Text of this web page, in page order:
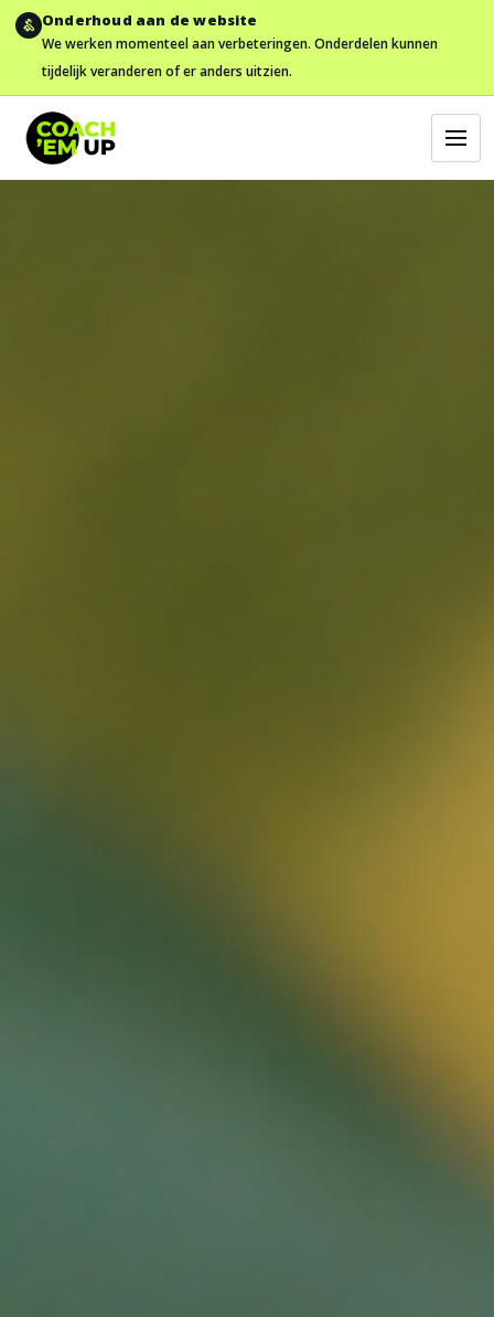
Onderhoud aan de website
We werken momenteel aan verbeteringen. Onderdelen kunnen
tijdelijk veranderen of er anders uitzien.